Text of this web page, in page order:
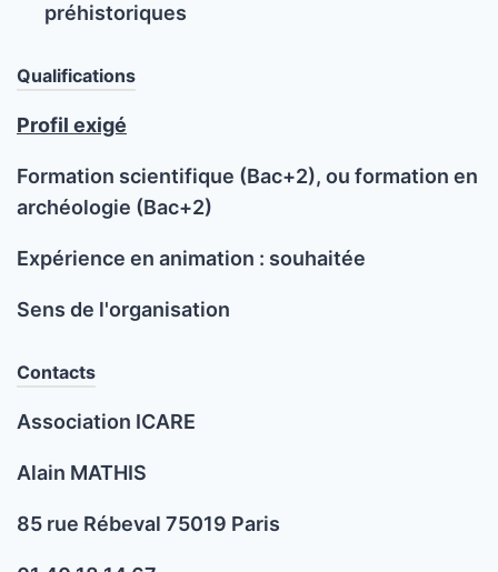
préhistoriques
Qualifications
Profil exigé
Formation scientifique (Bac+2), ou formation en
archéologie (Bac+2)
Expérience en animation : souhaitée
Sens de l'organisation
Contacts
Association ICARE
Alain MATHIS
85 rue Rébeval 75019 Paris